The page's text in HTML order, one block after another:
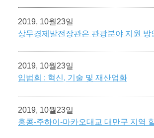
2019, 10월23일
상무경제발전장관은 관광분야 지원 방
2019, 10월23일
입법회 : 혁신, 기술 및 재산업화
2019, 10월23일
홍콩-주하이-마카오대교 대만구 지역